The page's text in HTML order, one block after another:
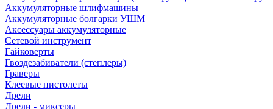
Аккумуляторные шлифмашины
Аккумуляторные болгарки УШМ
Аксессуары аккумуляторные
Сетевой инструмент
Гайковерты
Гвоздезабиватели (степлеры)
Граверы
Клеевые пистолеты
Дрели
Дрели - миксеры